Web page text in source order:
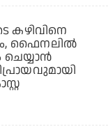
കഴിവിനെ
ഫൈനലില്‍